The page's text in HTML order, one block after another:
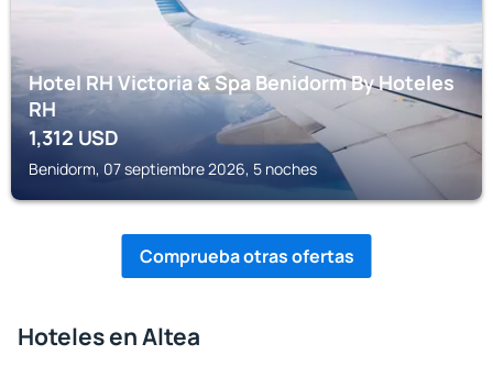
Hotel RH Victoria & Spa Benidorm By Hoteles
RH
1,312USD
Benidorm, 07 septiembre 2026, 5 noches
Comprueba otras ofertas
Hoteles en Altea